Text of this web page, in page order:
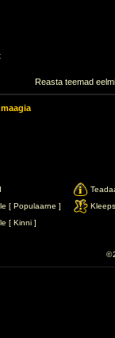
Reasta teemad
[ Populaarne ]
Kleeps
[ Kinni ]
©